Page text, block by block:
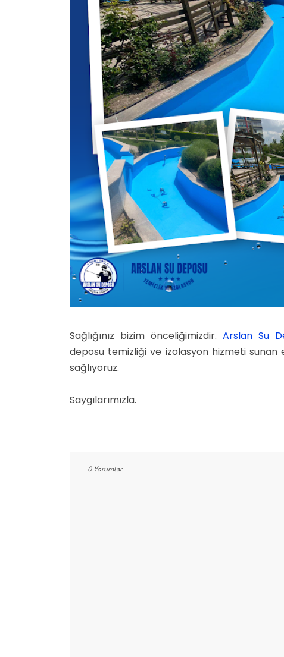
Sağlığınız bizim önceliğimizdir. Arslan Su
deposu temizliği ve izolasyon hizmeti sunan
sağlıyoruz.
Saygılarımızla.
0 Yorumlar